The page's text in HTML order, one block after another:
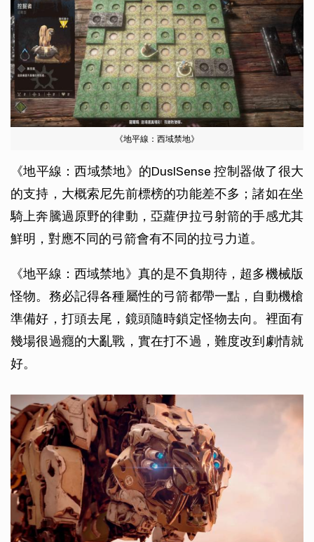
《地平線：西域禁地》
《地平線：西域禁地》的DuslSense 控制器做了很大
的支持，大概索尼先前標榜的功能差不多；諸如在坐
騎上奔騰過原野的律動，亞蘿伊拉弓射箭的手感尤其
鮮明，對應不同的弓箭會有不同的拉弓力道。
《地平線：西域禁地》真的是不負期待，超多機械版
怪物。務必記得各種屬性的弓箭都帶一點，自動機槍
準備好，打頭去尾，鏡頭隨時鎖定怪物去向。裡面有
幾場很過癮的大亂戰，實在打不過，難度改到劇情就
好。